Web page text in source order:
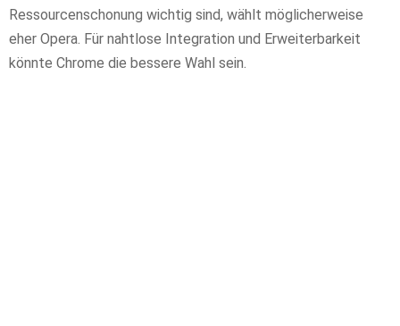
Ressourcenschonung wichtig sind, wählt möglicherweise
eher Opera. Für nahtlose Integration und Erweiterbarkeit
könnte Chrome die bessere Wahl sein.